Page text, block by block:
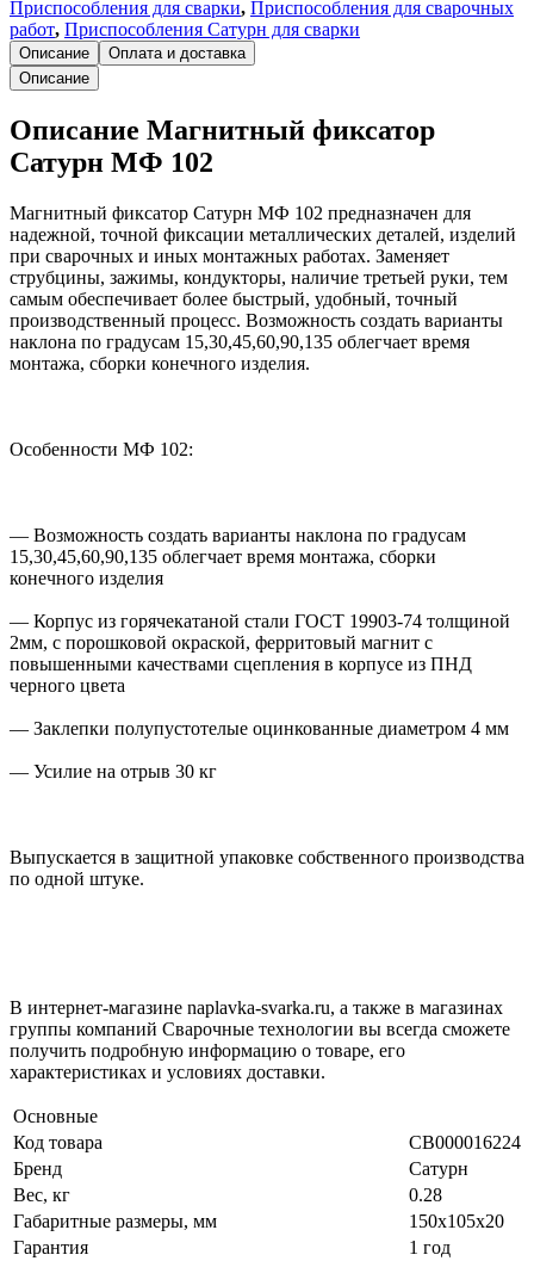
Приспособления для сварки, Приспособления для сварочных
работ, Приспособления Сатурн для сварки
Описание
Оплата и доставка
Описание
Описание Магнитный фиксатор
Сатурн МФ 102
Магнитный фиксатор Сатурн МФ 102 предназначен для
надежной, точной фиксации металлических деталей, изделий
при сварочных и иных монтажных работах. Заменяет
струбцины, зажимы, кондукторы, наличие третьей руки, тем
самым обеспечивает более быстрый, удобный, точный
производственный процесс. Возможность создать варианты
наклона по градусам 15,30,45,60,90,135 облегчает время
монтажа, сборки конечного изделия.
Особенности МФ 102:
— Возможность создать варианты наклона по градусам
15,30,45,60,90,135 облегчает время монтажа, сборки
конечного изделия
— Корпус из горячекатаной стали ГОСТ 19903-74 толщиной
2мм, с порошковой окраской, ферритовый магнит с
повышенными качествами сцепления в корпусе из ПНД
черного цвета
— Заклепки полупустотелые оцинкованные диаметром 4 мм
— Усилие на отрыв 30 кг
Выпускается в защитной упаковке собственного производства
по одной штуке.
В интернет-магазине naplavka-svarka.ru, а также в магазинах
группы компаний Сварочные технологии вы всегда сможете
получить подробную информацию о товаре, его
характеристиках и условиях доставки.
Основные
Код товара
СВ000016224
Бренд
Сатурн
Вес, кг
0.28
Габаритные размеры, мм
150х105х20
Гарантия
1 год